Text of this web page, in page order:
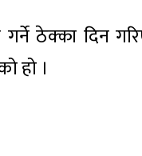
ठेक्का दिन
हो ।